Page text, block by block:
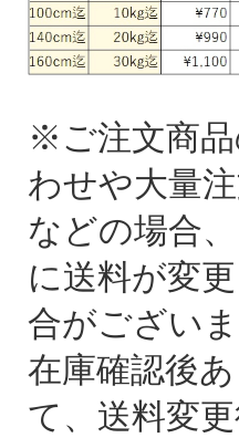
※ご注文商
わせや大量
などの場合
に送料が変
合がございま
在庫確認後
て、送料変